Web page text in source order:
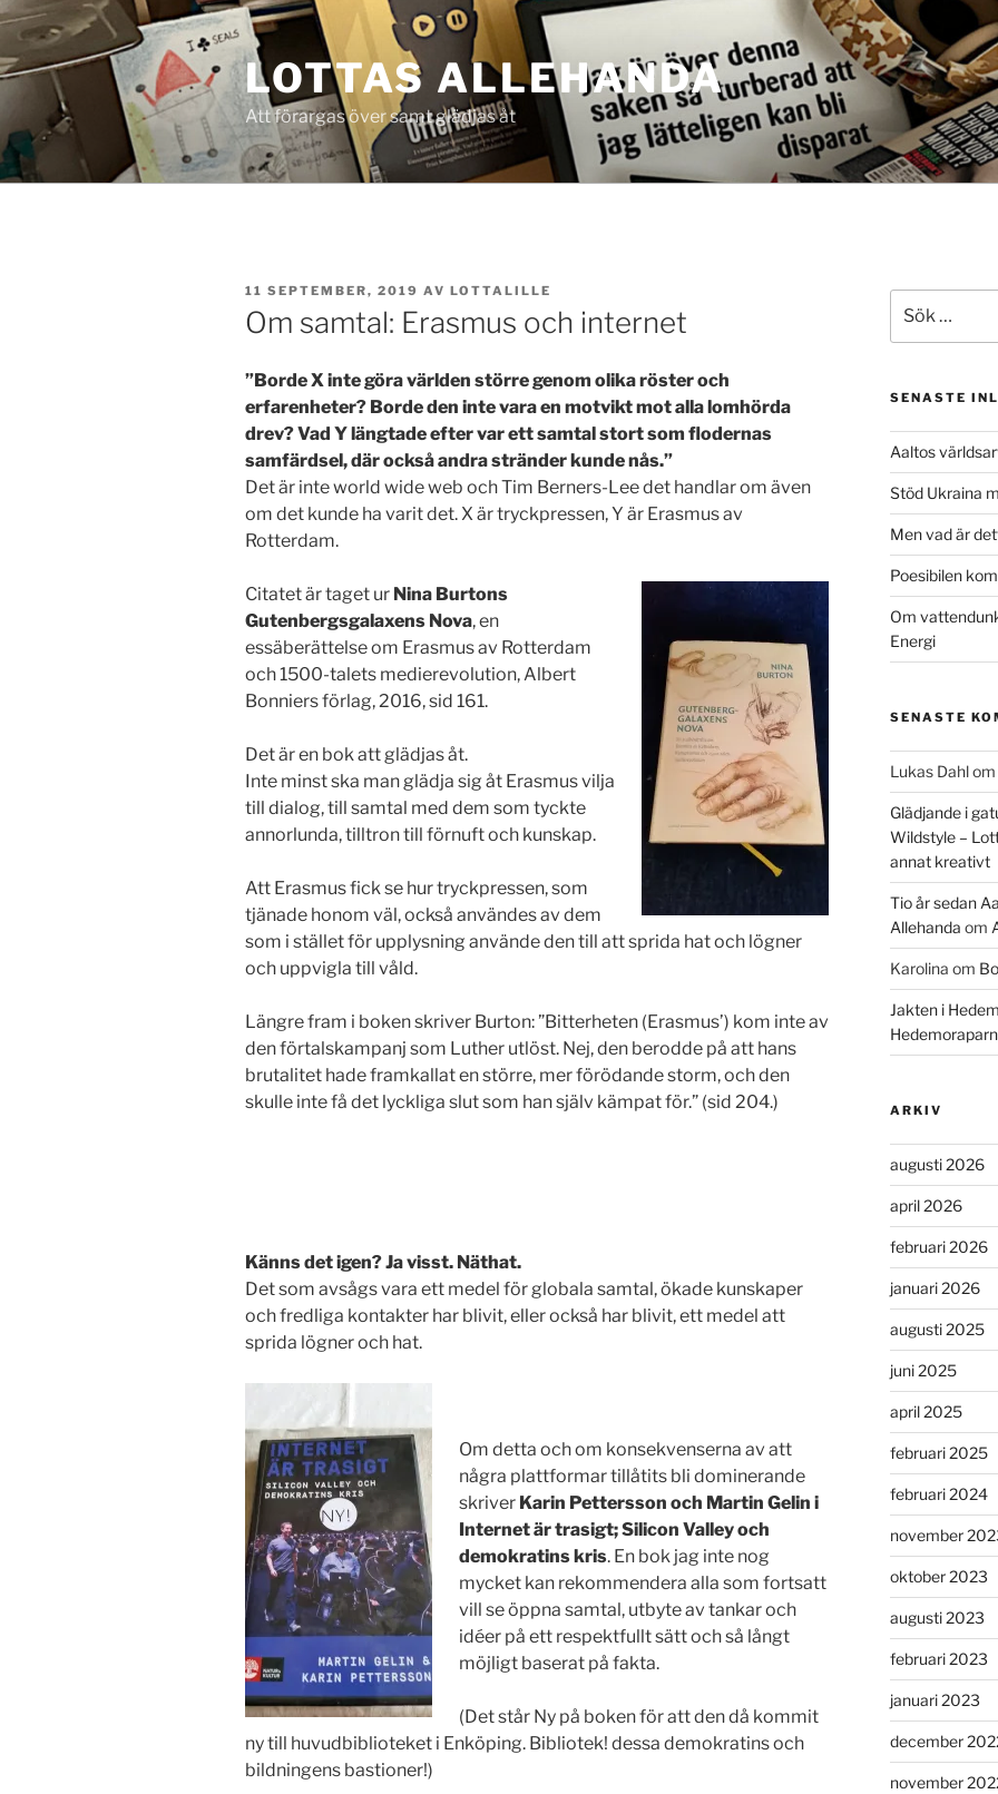
Hoppa
till
innehåll
LOTTAS ALLEHANDA
Att förargas över samt glädjas åt
PUBLICERAT
11 SEPTEMBER, 2019 AV LOTTALILLE
Om samtal: Erasmus och internet
”Borde X inte göra världen större genom olika röster och
erfarenheter? Borde den inte vara en motvikt mot alla lomhörda
drev? Vad Y längtade efter var ett samtal stort som flodernas
samfärdsel, där också andra stränder kunde nås.”
Det är inte world wide web och Tim Berners-Lee det handlar om även
om det kunde ha varit det. X är tryckpressen, Y är Erasmus av
Rotterdam.
Citatet är taget ur Nina Burtons
Gutenbergsgalaxens Nova, en
essäberättelse om Erasmus av Rotterdam
och 1500-talets medierevolution, Albert
Bonniers förlag, 2016, sid 161.
Det är en bok att glädjas åt.
Inte minst ska man glädja sig åt Erasmus vilja
till dialog, till samtal med dem som tyckte
annorlunda, tilltron till förnuft och kunskap.
Att Erasmus fick se hur tryckpressen, som
tjänade honom väl, också användes av dem
som i stället för upplysning använde den till att sprida hat och lögner
och uppvigla till våld.
Längre fram i boken skriver Burton: ”Bitterheten (Erasmus’) kom inte av
den förtalskampanj som Luther utlöst. Nej, den berodde på att hans
brutalitet hade framkallat en större, mer förödande storm, och den
skulle inte få det lyckliga slut som han själv kämpat för.” (sid 204.)
Känns det igen? Ja visst. Näthat.
Det som avsågs vara ett medel för globala samtal, ökade kunskaper
och fredliga kontakter har blivit, eller också har blivit, ett medel att
sprida lögner och hat.
Om detta och om konsekvenserna av att
några plattformar tillåtits bli dominerande
skriver Karin Pettersson och Martin Gelin i
Internet är trasigt; Silicon Valley och
demokratins kris. En bok jag inte nog
mycket kan rekommendera alla som fortsatt
vill se öppna samtal, utbyte av tankar och
idéer på ett respektfullt sätt och så långt
möjligt baserat på fakta.
(Det står Ny på boken för att den då kommit
ny till huvudbiblioteket i Enköping. Bibliotek! dessa demokratins och
bildningens bastioner!)
efter:
SENASTE
Aaltos
Stöd Ukraina
Men vad är
Poesibilen
Om
Energi
SENASTE
Lukas Dahlom
Glädjande i
Wildstyle –
annat kreativt
Tio år sedan
Allehanda om
Karolina om
Jakten i
ARKIV
augusti 2026
april 2026
februari 2026
januari 2026
augusti 2025
juni 2025
april 2025
februari 2025
februari 2024
november
oktober 2023
augusti 2023
februari 2023
januari 2023
december
november